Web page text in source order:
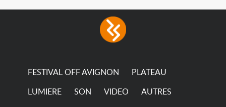
FESTIVAL OFF AVIGNON PLATEAU
LUMIERE SON VIDEO AUTRES